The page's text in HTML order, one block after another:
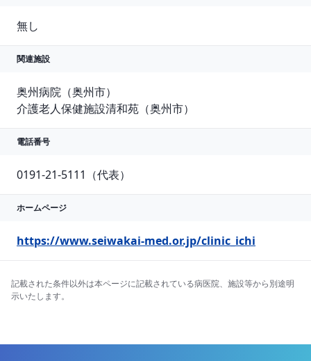
無し
関連施設
奥州病院（奥州市）
介護老人保健施設清和苑（奥州市）
電話番号
0191-21-5111（代表）
ホームページ
https://www.seiwakai-med.or.jp/clinic_ichi
記載された条件以外は本ページに記載されている病医院、施設等から別途明
示いたします。